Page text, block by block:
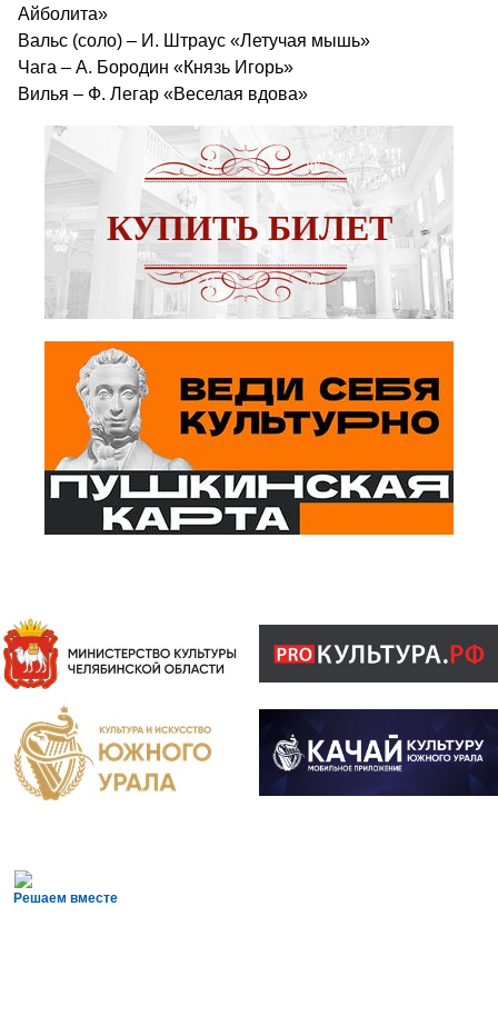
Айболита»
Вальс (соло) – И. Штраус «Летучая мышь»
Чага – А. Бородин «Князь Игорь»
Вилья – Ф. Легар «Веселая вдова»
КУПИТЬ БИЛЕТ
Решаем вместе